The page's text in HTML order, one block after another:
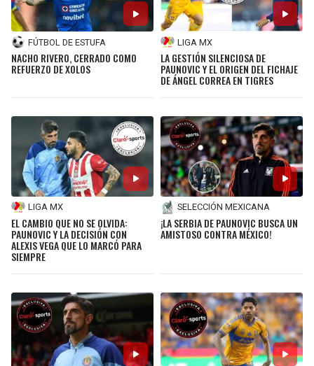
FÚTBOL DE ESTUFA
NACHO RIVERO, CERRADO COMO
REFUERZO DE XOLOS
LIGA MX
LA GESTIÓN SILENCIOSA DE
PAUNOVIC Y EL ORIGEN DEL FICHAJE
DE ÁNGEL CORREA EN TIGRES
LIGA MX
EL CAMBIO QUE NO SE OLVIDA:
PAUNOVIC Y LA DECISIÓN CON
ALEXIS VEGA QUE LO MARCÓ PARA
SIEMPRE
SELECCIÓN MEXICANA
¡LA SERBIA DE PAUNOVIC BUSCA UN
AMISTOSO CONTRA MÉXICO!